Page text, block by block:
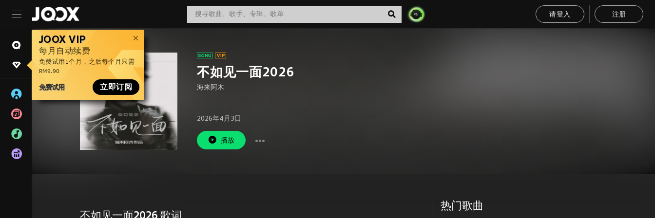
请登入 注册
JOOX VIP
每月自动续费
免费试用1个月，之后每个月只需
RM9.90
免费试用 立即订阅
不如见一面2026
海来阿木
2026年4月3日
播放
热门歌曲